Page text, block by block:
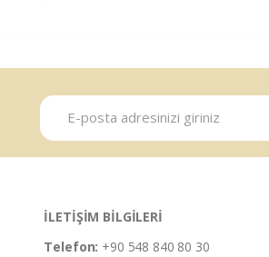
İLETİŞİM BİLGİLERİ
Telefon: +90 548 840 80 30